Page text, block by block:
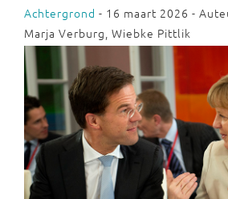
Achtergrond - 16 maart 2026 -
Marja Verburg, Wiebke Pittlik